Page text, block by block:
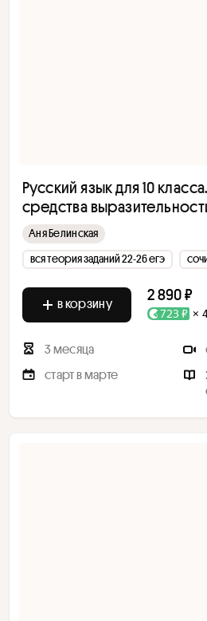
Русский язык для 10
средства
Аня Белинская
вся теория заданий 22-26 егэ
в корзину 2 890 ₽
723 ₽ ×
3 месяца
старт в марте